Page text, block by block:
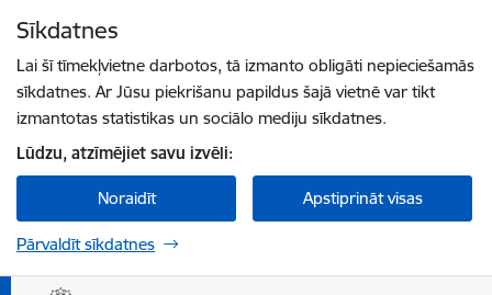
Sīkdatnes
Lai šī tīmekļvietne darbotos, tā izmanto obligāti nepieciešamās
sīkdatnes. Ar Jūsu piekrišanu papildus šajā vietnē var tikt
izmantotas statistikas un sociālo mediju sīkdatnes.
Lūdzu, atzīmējiet savu izvēli:
Noraidīt Apstiprināt visas
Pārvaldīt sīkdatnes